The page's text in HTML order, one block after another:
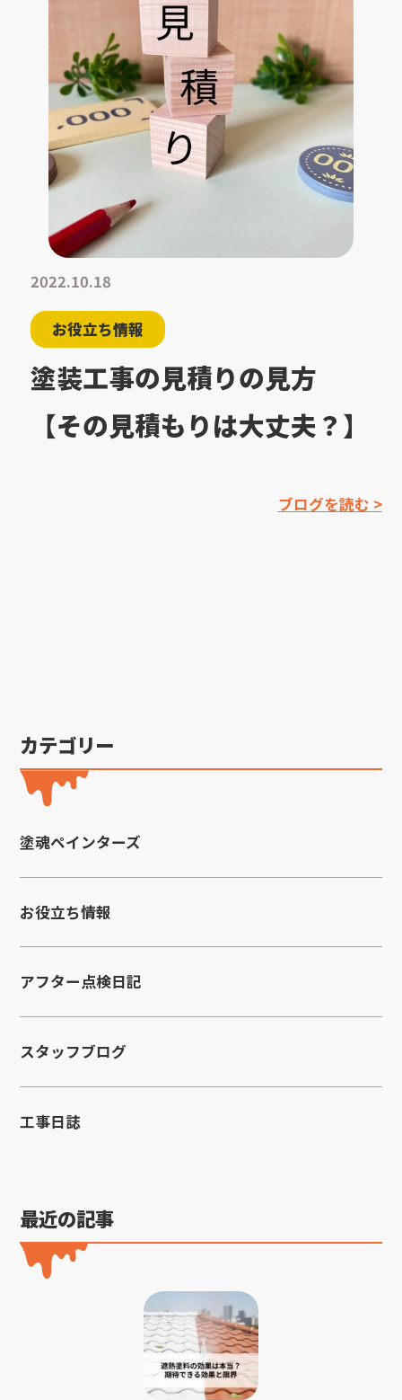
2022.10.18
お役立ち情報
塗装工事の見積りの見方
【その見積もりは大丈夫？】
ブログを読む >
カテゴリー
塗魂ペインターズ
お役立ち情報
アフター点検日記
スタッフブログ
工事日誌
最近の記事